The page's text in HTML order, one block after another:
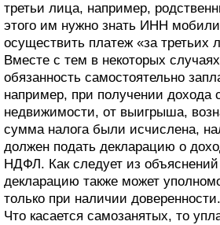
третьи лица, например,
этого им нужно знать ИНН
осуществить платеж «за третьих
Вместе с тем в некоторых
обязанность самостоятельно
например, при получении дохода
недвижимости, от выигрыша,
сумма налога были исчислена,
должен подать декларацию о
НДФЛ. Как следует из
декларацию также может
только при наличии доверенности.
Что касается самозанятых, то